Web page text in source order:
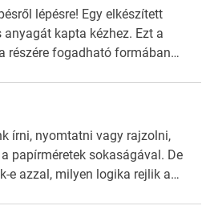
és dekódolni képes az URL-
a telefon böngészőjét a cég
után a felhasználó
lépésre! Egy elkészített
kapta kézhez. Ezt a
részére fogadható formában
*Hirdetés Minden
mielőtt elkezdjük a
az elkészült munka után
másképp kellett volna csinálni! […]
írni, nyomtatni vagy rajzolni,
papírméretek sokaságával. De
e azzal, milyen logika rejlik a